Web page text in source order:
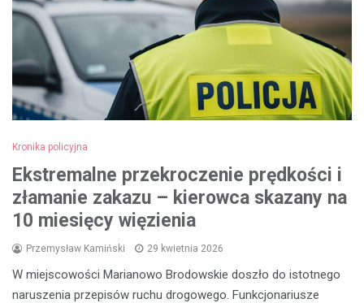
Kronika policyjna
Ekstremalne przekroczenie prędkości i
złamanie zakazu – kierowca skazany na
10 miesięcy więzienia
Przemysław Kamiński 29 kwietnia 2026
W miejscowości Marianowo Brodowskie doszło do istotnego
naruszenia przepisów ruchu drogowego. Funkcjonariusze